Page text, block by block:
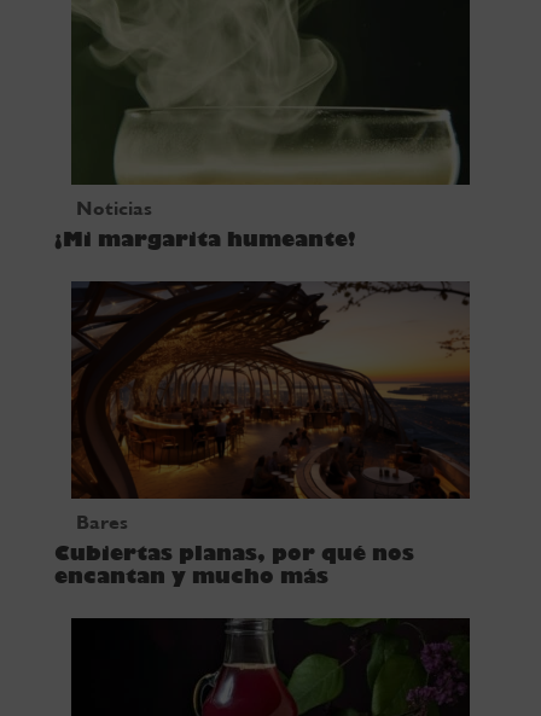
Noticias
¡Mi margarita humeante!
Bares
Cubiertas planas, por qué nos
encantan y mucho más